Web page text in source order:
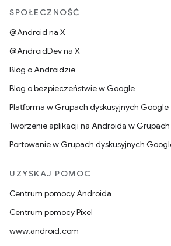
SPOŁECZNOŚĆ
@Android na X
@AndroidDev na X
Blog o Androidzie
Blog o bezpieczeństwie w Google
Platforma w Grupach dyskusyjnych Google
Tworzenie aplikacji na Androida w
Portowanie w Grupach dyskusyjnych
UZYSKAJ POMOC
Centrum pomocy Androida
Centrum pomocy Pixel
www.android.com